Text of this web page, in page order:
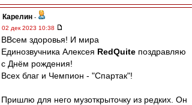
Карелин -
02 дек 2023 10:38
ВВсем здоровья! И мира
Единозвучника Алексея RedQuite поздравляю
с Днём рождения!
Всех благ и Чемпион - "Спартак"!
Пришлю для него музоткрыточку из редких. Он